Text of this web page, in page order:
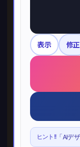
表示 修正
ヒント!!「AIデ